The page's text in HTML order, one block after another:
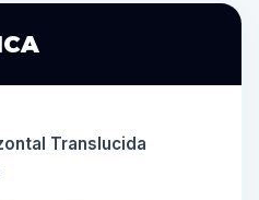
Translucida